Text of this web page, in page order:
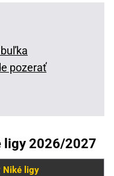
pozerať
ligy 2026/2027
Niké ligy